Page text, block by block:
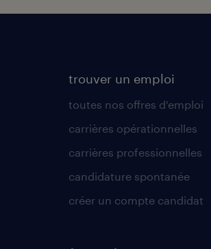
trouver un emploi
toutes nos offres d'emploi
carrières opérationnelles
carrières professionnelles
candidature spontanée
créer un compte candidat